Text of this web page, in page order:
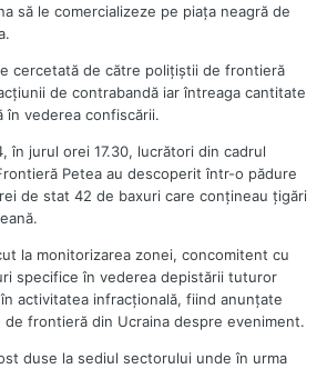
să le comercializeze pe piaţa neagră de
cercetată de către poliţiştii de frontieră
de contrabandă iar întreaga cantitate
în vederea confiscării.
în jurul orei 17.30, lucrători din cadrul
Petea au descoperit într-o pădure
de stat 42 de baxuri care conţineau ţigări
la monitorizarea zonei, concomitent cu
specifice în vederea depistării tuturor
activitatea infracţională, fiind anunţate
frontieră din Ucraina despre eveniment.
duse la sediul sectorului unde în urma